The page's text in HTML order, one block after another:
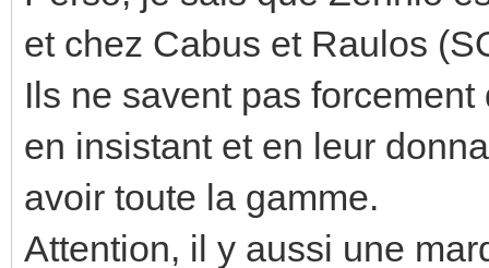
et chez Cabus et Raulos
Ils ne savent pas
en insistant et en leur
avoir toute la gamme.
Attention, il y aussi une